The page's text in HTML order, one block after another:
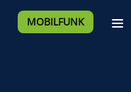
MOBILFUNK